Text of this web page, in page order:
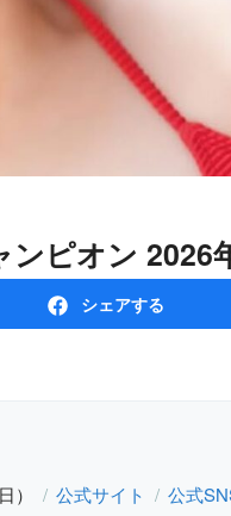
ンピオン
シェアする
） 公式サイト
公式